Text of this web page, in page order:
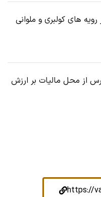
های کولبری و ملوانی
فارس از محل مالیات بر ارزش
https://